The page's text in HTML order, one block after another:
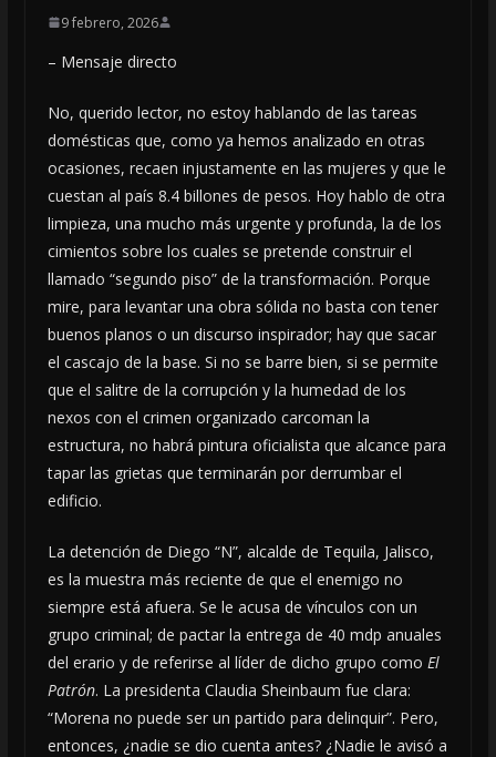
9 febrero, 2026
– Mensaje directo
No, querido lector, no estoy hablando de las tareas
domésticas que, como ya hemos analizado en otras
ocasiones, recaen injustamente en las mujeres y que le
cuestan al país 8.4 billones de pesos. Hoy hablo de otra
limpieza, una mucho más urgente y profunda, la de los
cimientos sobre los cuales se pretende construir el
llamado “segundo piso” de la transformación. Porque
mire, para levantar una obra sólida no basta con tener
buenos planos o un discurso inspirador; hay que sacar
el cascajo de la base. Si no se barre bien, si se permite
que el salitre de la corrupción y la humedad de los
nexos con el crimen organizado carcoman la
estructura, no habrá pintura oficialista que alcance para
tapar las grietas que terminarán por derrumbar el
edificio.
La detención de Diego “N”, alcalde de Tequila, Jalisco,
es la muestra más reciente de que el enemigo no
siempre está afuera. Se le acusa de vínculos con un
grupo criminal; de pactar la entrega de 40 mdp anuales
del erario y de referirse al líder de dicho grupo como El
Patrón. La presidenta Claudia Sheinbaum fue clara:
“Morena no puede ser un partido para delinquir”. Pero,
entonces, ¿nadie se dio cuenta antes? ¿Nadie le avisó a